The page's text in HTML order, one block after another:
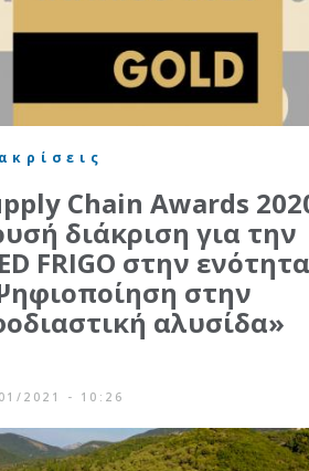
Chain Awards
διάκριση για την
FRIGO στην ενότητα
στην
αλυσίδα»
2021 - 10:26